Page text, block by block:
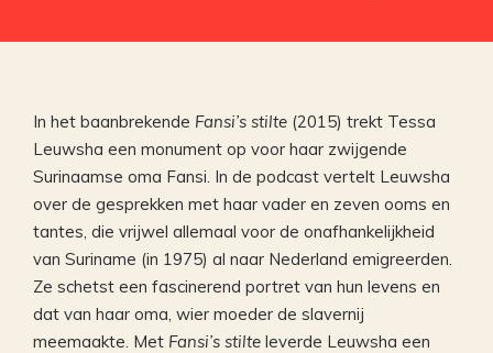
In het baanbrekende Fansi’s stilte (2015) trekt Tessa
Leuwsha een monument op voor haar zwijgende
Surinaamse oma Fansi. In de podcast vertelt Leuwsha
over de gesprekken met haar vader en zeven ooms en
tantes, die vrijwel allemaal voor de onafhankelijkheid
van Suriname (in 1975) al naar Nederland emigreerden.
Ze schetst een fascinerend portret van hun levens en
dat van haar oma, wier moeder de slavernij
meemaakte. Met Fansi’s stilte leverde Leuwsha een